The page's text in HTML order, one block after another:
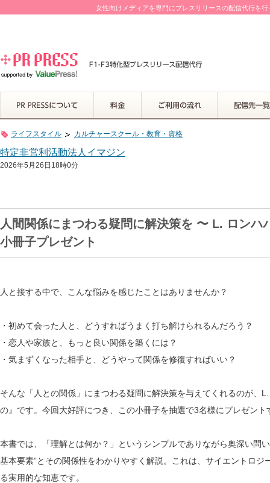
女性向けメディアを専門にプレスリリースの配信代行を
ライフスタイル カルチャースクール・教育・資格
特定非営利活動法人イマジン
2026年5月26日18時0分
人間関係にまつわる疑問に解決策を 〜 L. ロンハ
小冊子プレゼント
人と接する中で、こんな悩みを感じたことはありませんか？
・初めて会った人と、どうすればうまく打ち解けられるんだろう？
・恋人や家族と、もっと良い関係を築くには？
・気まずくなった相手と、どうやって関係を修復すればいい？
そんな「人との関係」にまつわる疑問に解決策を与えてくれるのが、
の』です。今回大好評につき、この小冊子を抽選で3名様にプレゼン
本書では、「理解とは何か？」というシンプルでありながら奥深い問
基本要素”とその関係性をわかりやすく解説。これは、サイエントロ
る実用的な知恵です。